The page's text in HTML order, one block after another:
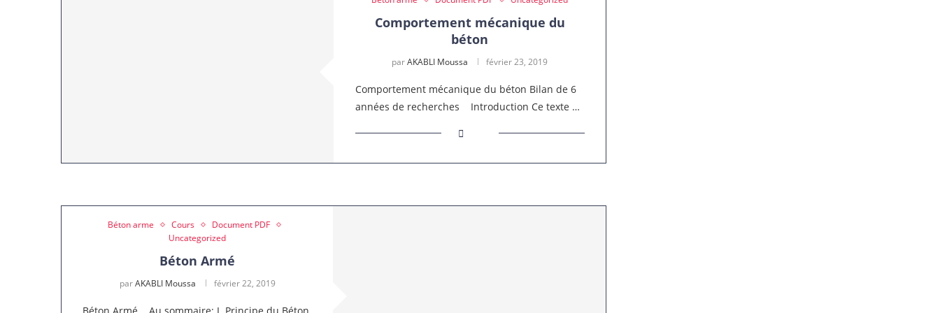
Comportement mécanique du
béton
parAKABLI Moussa février 23, 2019
Comportement mécanique du béton Bilan de 6
années de recherches Introduction Ce texte …
Béton arme Cours
Document PDF
Uncategorized
Béton Armé
parAKABLI Moussa février 22, 2019
Béton Armé Au sommaire: I. Principe du Béton